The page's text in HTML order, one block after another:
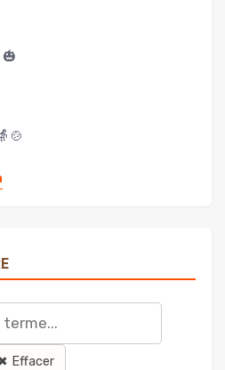
Effacer